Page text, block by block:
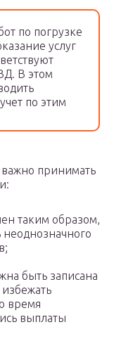
по погрузке
услуг
В этом
по этим
принимать
таким образом,
быть записана
время
выплаты